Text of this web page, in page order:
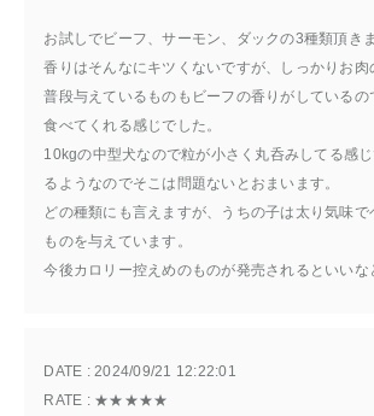
お試しでビーフ、サーモン、ダックの3種類頂きま
香りはそんなにキツくないですが、しっかりお肉
普段与えているものもビーフの香りがしているの
食べてくれる感じでした。
10kgの中型犬なので粒が小さく丸呑みしてる感
るようなのでそこは問題ないとおまいます。
どの種類にも言えますが、うちの子は太り気味
ものを与えています。
今後カロリー控えめのものが発売されるといいな
DATE : 2024/09/21 12:22:01
RATE : ★★★★★